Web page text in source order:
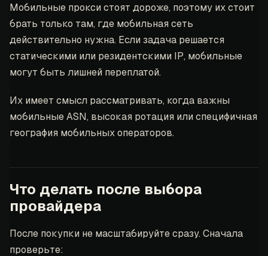
Мобильные прокси стоят дороже, поэтому их стоит
брать только там, где мобильная сеть
действительно нужна. Если задача решается
статическими или резидентскими IP, мобильные
могут быть лишней переплатой.
Их имеет смысл рассматривать, когда важны
мобильные ASN, высокая ротация или специфичная
география мобильных операторов.
Что делать после выбора
провайдера
После покупки не масштабируйте сразу. Сначала
проверьте: